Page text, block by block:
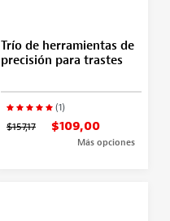
Trío de herramientas de
precisión para trastes
(1)
$157,17 $109,00
Más opciones